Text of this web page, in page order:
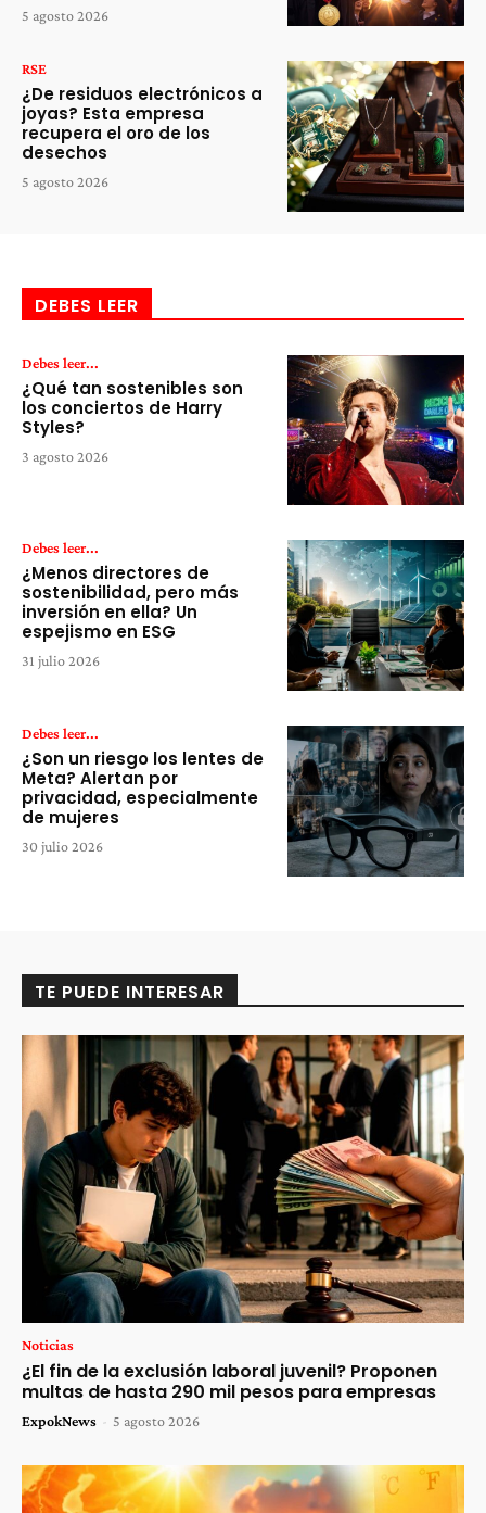
5 agosto 2026
RSE
¿De residuos electrónicos a
joyas? Esta empresa
recupera el oro de los
desechos
5 agosto 2026
DEBES LEER
Debes leer...
¿Qué tan sostenibles son
los conciertos de Harry
Styles?
3 agosto 2026
Debes leer...
¿Menos directores de
sostenibilidad, pero más
inversión en ella? Un
espejismo en ESG
31 julio 2026
Debes leer...
¿Son un riesgo los lentes de
Meta? Alertan por
privacidad, especialmente
de mujeres
30 julio 2026
TE PUEDE INTERESAR
Noticias
¿El fin de la exclusión laboral juvenil? Proponen
multas de hasta 290 mil pesos para empresas
ExpokNews - 5 agosto 2026